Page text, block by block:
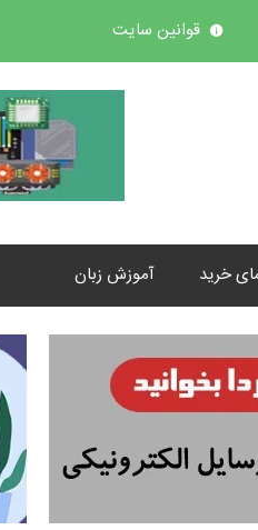
قوانین سایت
خرید آموزش زبان